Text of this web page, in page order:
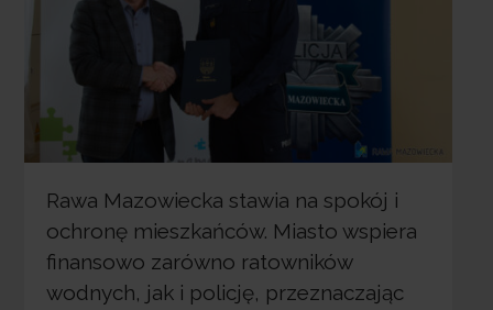
Rawa Mazowiecka stawia na spokój i
ochronę mieszkańców. Miasto wspiera
finansowo zarówno ratowników
wodnych, jak i policję, przeznaczając